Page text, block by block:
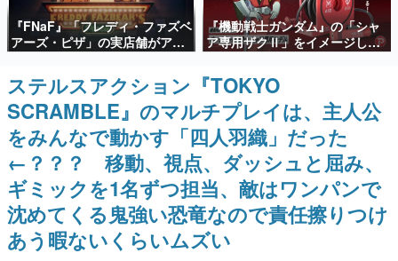
殿堂入り記事
SNS拡散数が数千以上！ ページビュー数万以上！ などな
ど。多くの人々に読まれた、電ファミ渾身の“殿堂入り”記
事をまとめました。
ゲームの企画書
名作ゲームクリエイターの方々に製作時のエピソードをお
聞きし、ヒットする企画（ゲーム）とは何か？を探ってい
きます。
赫本
この物語を解いてはいけない。『赫本』は、〈試験問題〉
の形をした短編ホラー小説集です。
新世代に訊く
これからのデジタルゲーム市場を担う若きクリエイター達
の姿を追い、彼らのルーツと情熱を探っていきます。
『FNaF』「フレディ・ファズベ
アーズ・ピザ」の実店舗がアメ
リカの商業施設「American
ScottGamesとの共同開発、食
事だけでなくステージショーや
没入型のホラー体験も楽しめる
『機動戦士ガンダム』の「シャ
ア専用ザクⅡ」をイメージした
散水ホースリールが予約開始。
本体にはシャアのパーソナルマ
ークやジオン公国軍のエンブレ
ム、型式番号などを配置
ステルスアクション『TOKYO
SCRAMBLE』のマルチプレイは、主人公
をみんなで動かす「四人羽織」だった
←？？？ 移動、視点、ダッシュと屈み、
ギミックを1名ずつ担当、敵はワンパンで
沈めてくる鬼強い恐竜なので責任擦りつけ
あう暇ないくらいムズい